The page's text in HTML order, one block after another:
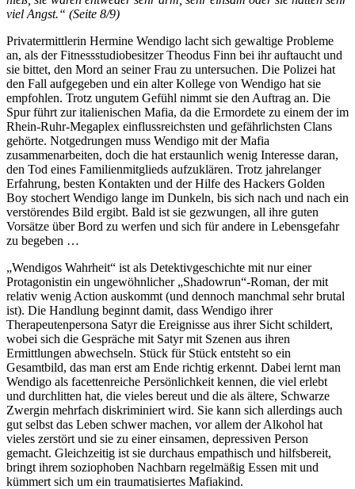
viel Angst.“ (Seite 8/9)
Privatermittlerin Hermine Wendigo lacht sich gewaltige Probleme
an, als der Fitnessstudiobesitzer Theodus Finn bei ihr auftaucht und
sie bittet, den Mord an seiner Frau zu untersuchen. Die Polizei hat
den Fall aufgegeben und ein alter Kollege von Wendigo hat sie
empfohlen. Trotz ungutem Gefühl nimmt sie den Auftrag an. Die
Spur führt zur italienischen Mafia, da die Ermordete zu einem der im
Rhein-Ruhr-Megaplex einflussreichsten und gefährlichsten Clans
gehörte. Notgedrungen muss Wendigo mit der Mafia
zusammenarbeiten, doch die hat erstaunlich wenig Interesse daran,
den Tod eines Familienmitglieds aufzuklären. Trotz jahrelanger
Erfahrung, besten Kontakten und der Hilfe des Hackers Golden
Boy stochert Wendigo lange im Dunkeln, bis sich nach und nach ein
verstörendes Bild ergibt. Bald ist sie gezwungen, all ihre guten
Vorsätze über Bord zu werfen und sich für andere in Lebensgefahr
zu begeben …
„Wendigos Wahrheit“ ist als Detektivgeschichte mit nur einer
Protagonistin ein ungewöhnlicher „Shadowrun“-Roman, der mit
relativ wenig Action auskommt (und dennoch manchmal sehr brutal
ist). Die Handlung beginnt damit, dass Wendigo ihrer
Therapeutenpersona Satyr die Ereignisse aus ihrer Sicht schildert,
wobei sich die Gespräche mit Satyr mit Szenen aus ihren
Ermittlungen abwechseln. Stück für Stück entsteht so ein
Gesamtbild, das man erst am Ende richtig erkennt. Dabei lernt man
Wendigo als facettenreiche Persönlichkeit kennen, die viel erlebt
und durchlitten hat, die vieles bereut und die als ältere, Schwarze
Zwergin mehrfach diskriminiert wird. Sie kann sich allerdings auch
gut selbst das Leben schwer machen, vor allem der Alkohol hat
vieles zerstört und sie zu einer einsamen, depressiven Person
gemacht. Gleichzeitig ist sie durchaus empathisch und hilfsbereit,
bringt ihrem soziophoben Nachbarn regelmäßig Essen mit und
kümmert sich um ein traumatisiertes Mafiakind.